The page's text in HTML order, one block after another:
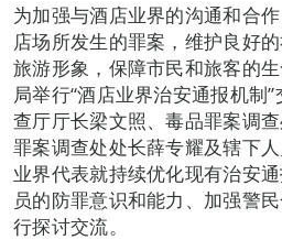
为加强与酒店业界的沟通和合
店场所发生的罪案，维护良好
旅游形象，保障市民和旅客的
局举行“酒店业界治安通报机制
查厅厅长梁文照、毒品罪案调
罪案调查处处长薛专耀及辖下
业界代表就持续优化现有治安
员的防罪意识和能力、加强警
行探讨交流。